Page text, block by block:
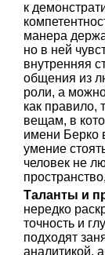
к
манера
но в ней
внутренняя
общения из
роли, а
как правило,
вещам, в
имени Берко
умение
человек не
Таланты и
нередко
точность и
подходят
аналитикой,